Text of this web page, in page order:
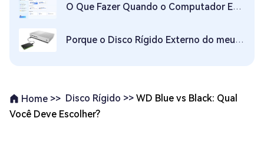
O Que Fazer Quando o Computador Está Usando 100% do Disco
Porque o Disco Rígido Externo do meu Xbox Não Funciona e Como Corrigir Isso?
Home >> Disco Rígido >> WD Blue vs Black: Qual
Você Deve Escolher?